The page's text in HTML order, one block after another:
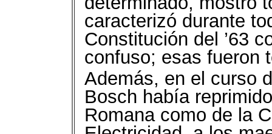
caracterizó durante
Constitución del ’63
confuso; esas fueron
Además, en el curso
Bosch había
Romana como de la